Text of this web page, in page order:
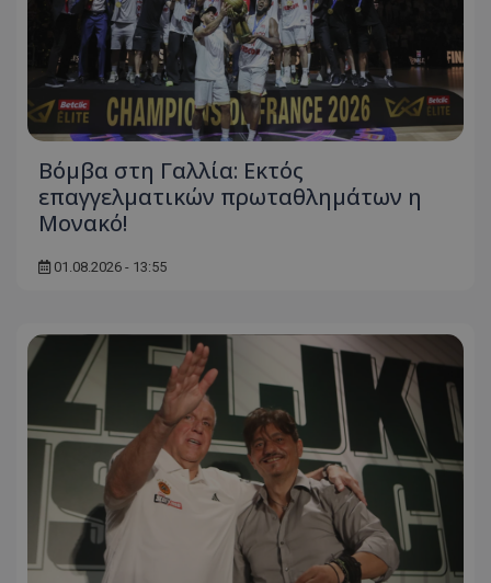
Βόμβα στη Γαλλία: Εκτός
επαγγελματικών πρωταθλημάτων η
Μονακό!
01.08.2026 - 13:55